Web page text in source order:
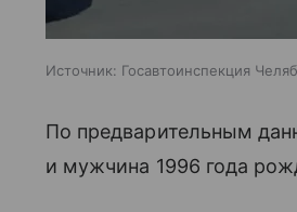
Источник: Госавтоинспекция
По предварительным
и мужчина 1996 года